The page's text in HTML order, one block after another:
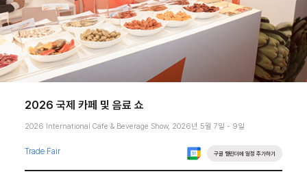
2026 국제 카페 및 음료 쇼
2026 International Cafe & Beverage Show, 2026년 5월 7일 - 9일
Trade Fair 구글 캘린더에 일정 추가하기